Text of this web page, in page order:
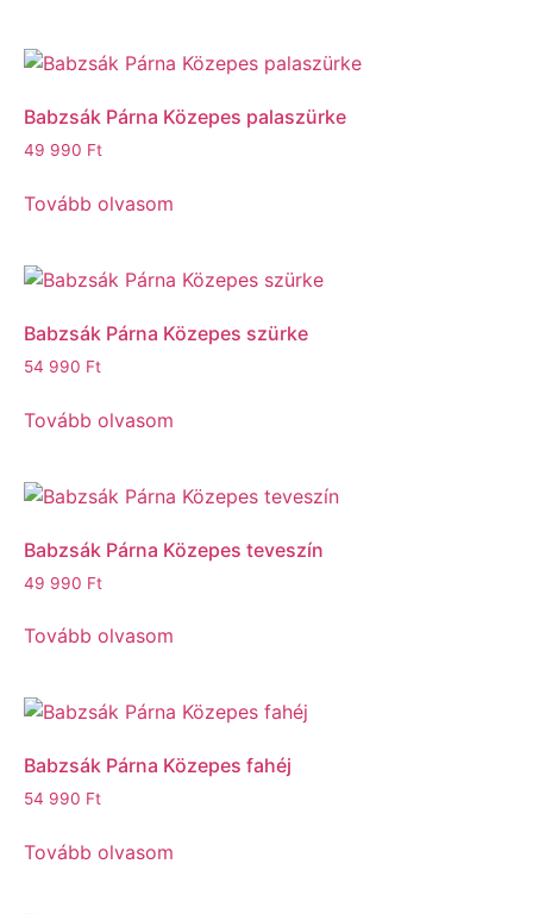
Babzsák Párna Közepes palaszürke
49 990 Ft
Tovább olvasom
Babzsák Párna Közepes szürke
54 990 Ft
Tovább olvasom
Babzsák Párna Közepes teveszín
49 990 Ft
Tovább olvasom
Babzsák Párna Közepes fahéj
54 990 Ft
Tovább olvasom